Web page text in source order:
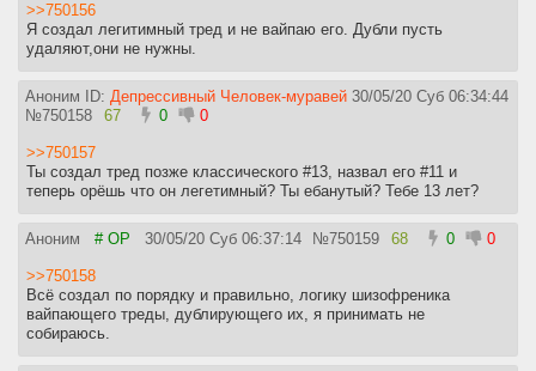
>>750156
Я создал легитимный тред и не вайпаю его. Дубли пусть
удаляют,они не нужны.
Аноним ID: Депрессивный Человек-муравей 30/05/20 Суб 06:34:44
№750158 67 0 0
>>750157
Ты создал тред позже классического #13, назвал его #11 и
теперь орёшь что он легетимный? Ты ебанутый? Тебе 13 лет?
Аноним # OP 30/05/20 Суб 06:37:14 №750159 68 0 0
>>750158
Всё создал по порядку и правильно, логику шизофреника
вайпающего треды, дублирующего их, я принимать не
собираюсь.